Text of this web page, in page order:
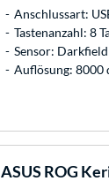
Anschlussart:
Tastenanzahl: 8
Sensor:
Auflösung: 8000
ASUS ROG